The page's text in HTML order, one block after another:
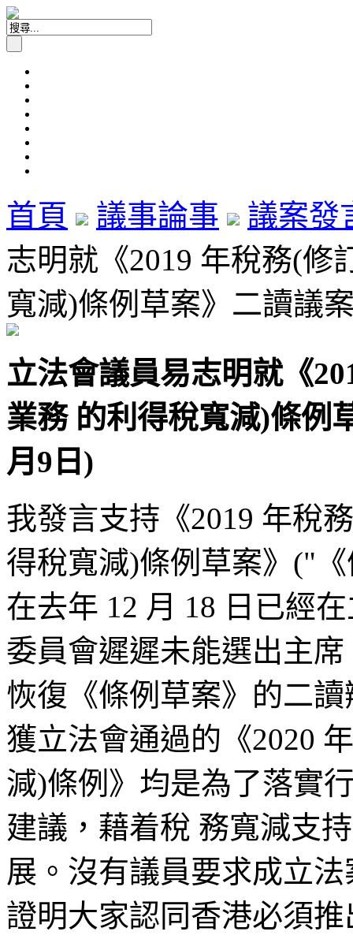
首頁 議事論事
議案發
志明就《2019 年稅務(修
寬減)條例草案》二讀議
立法會議員易志明就《
業務 的利得稅寬減)條例
月9日)
我發言支持《2019 年稅
得稅寬減)條例草案》("
在去年 12 月 18 日已經
委員會遲遲未能選出主
恢復《條例草案》的二
獲立法會通過的《2020
減)條例》均是為了落實
建議，藉着稅 務寬減支
展。沒有議員要求成立
證明大家認同香港必須